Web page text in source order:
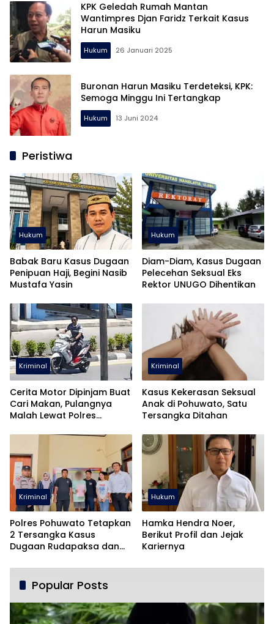
KPK Geledah Rumah Mantan
Wantimpres Djan Faridz Terkait Kasus
Harun Masiku
Hukum 26 Januari 2025
Buronan Harun Masiku Terdeteksi, KPK:
Semoga Minggu Ini Tertangkap
Hukum 13 Juni 2024
Peristiwa
Hukum
Babak Baru Kasus Dugaan
Penipuan Haji, Begini Nasib
Mustafa Yasin
Hukum
Diam-Diam, Kasus Dugaan
Pelecehan Seksual Eks
Rektor UNUGO Dihentikan
Kriminal
Cerita Motor Dipinjam Buat
Cari Makan, Pulangnya
Malah Lewat Polres
Kriminal
Kasus Kekerasan Seksual
Anak di Pohuwato, Satu
Tersangka Ditahan
Kriminal
Polres Pohuwato Tetapkan
2 Tersangka Kasus
Dugaan Rudapaksa dan
Hukum
Hamka Hendra Noer,
Berikut Profil dan Jejak
Kariernya
Popular Posts